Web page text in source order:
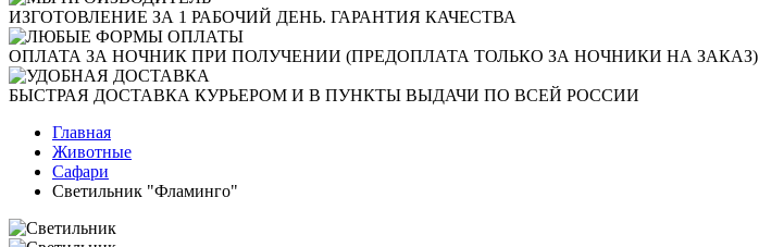
ИЗГОТОВЛЕНИЕ ЗА 1 РАБОЧИЙ ДЕНЬ. ГАРАНТИЯ КАЧЕСТВА
ОПЛАТА ЗА НОЧНИК ПРИ ПОЛУЧЕНИИ (ПРЕДОПЛАТА ТОЛЬКО ЗА НОЧНИКИ НА ЗАКАЗ)
БЫСТРАЯ ДОСТАВКА КУРЬЕРОМ И В ПУНКТЫ ВЫДАЧИ ПО ВСЕЙ РОССИИ
Главная
Животные
Сафари
Светильник "Фламинго"